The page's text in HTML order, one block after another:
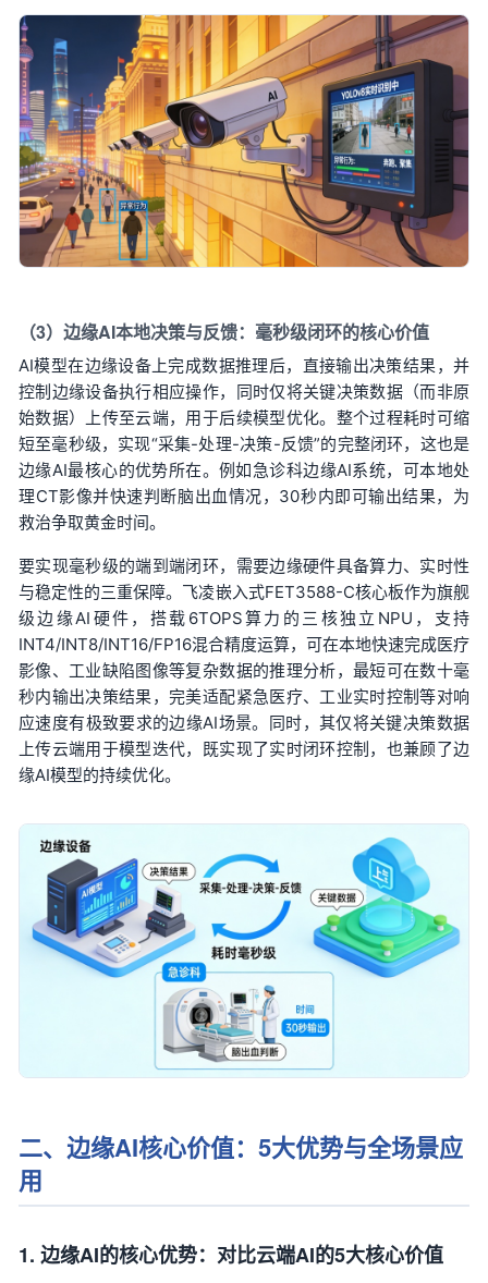
（3）边缘AI本地决策与反馈：毫秒级闭环的核心价值
AI模型在边缘设备上完成数据推理后，直接输出决策结果，并
控制边缘设备执行相应操作，同时仅将关键决策数据（而非原
始数据）上传至云端，用于后续模型优化。整个过程耗时可缩
短至毫秒级，实现“采集-处理-决策-反馈”的完整闭环，这也是
边缘AI最核心的优势所在。例如急诊科边缘AI系统，可本地处
理CT影像并快速判断脑出血情况，30秒内即可输出结果，为
救治争取黄金时间。
要实现毫秒级的端到端闭环，需要边缘硬件具备算力、实时性
与稳定性的三重保障。飞凌嵌入式FET3588-C核心板作为旗舰
级边缘AI硬件，搭载6TOPS算力的三核独立NPU，支持
INT4/INT8/INT16/FP16混合精度运算，可在本地快速完成医疗
影像、工业缺陷图像等复杂数据的推理分析，最短可在数十毫
秒内输出决策结果，完美适配紧急医疗、工业实时控制等对响
应速度有极致要求的边缘AI场景。同时，其仅将关键决策数据
上传云端用于模型迭代，既实现了实时闭环控制，也兼顾了边
缘AI模型的持续优化。
二、边缘AI核心价值：5大优势与全场景应
用
1. 边缘AI的核心优势：对比云端AI的5大核心价值